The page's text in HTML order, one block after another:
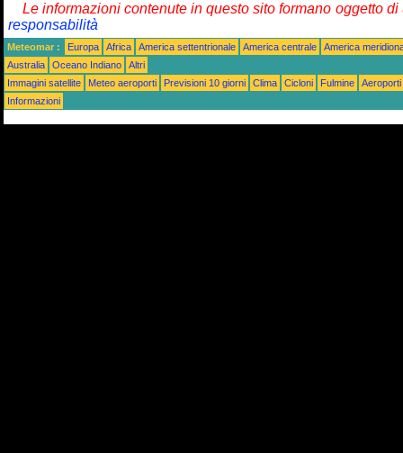
Le informazioni contenute in questo sito formano oggetto
responsabilità
Meteomar : Europa Africa America settentrionale America centrale
America
Australia
Oceano Indiano
Altri
Immagini satellite
Meteo aeroporti Previsioni 10 giorni Clima Cicloni Fulmine
Aeroporti
Informazioni